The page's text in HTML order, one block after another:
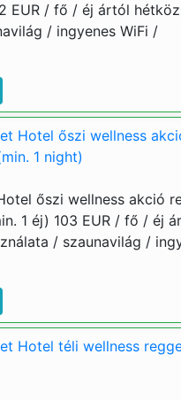
EUR / fő / éj ártól
/ ingyenes WiFi /
Hotel őszi wellness
1 night)
őszi wellness akció
1 éj) 103 EUR / fő / éj
/ szaunavilág /
Hotel téli wellness